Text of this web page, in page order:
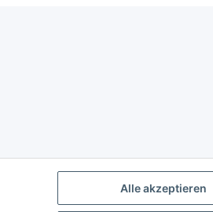
Alle akzeptieren